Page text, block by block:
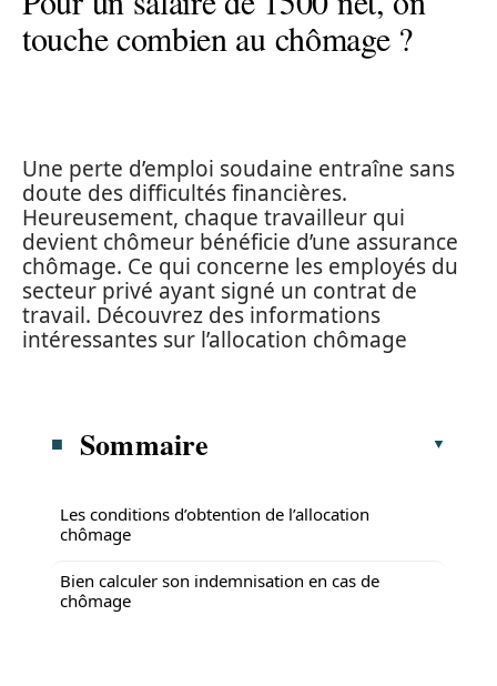
touche combien au chômage ?
Une perte d’emploi soudaine entraîne sans
doute des difficultés financières.
Heureusement, chaque travailleur qui
devient chômeur bénéficie d’une assurance
chômage. Ce qui concerne les employés du
secteur privé ayant signé un contrat de
travail. Découvrez des informations
intéressantes sur l’allocation chômage
Sommaire
Les conditions d’obtention de l’allocation
chômage
Bien calculer son indemnisation en cas de
chômage